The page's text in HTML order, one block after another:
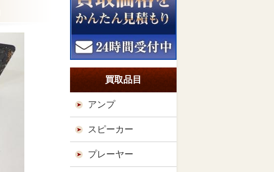
買取品目
アンプ
スピーカー
プレーヤー